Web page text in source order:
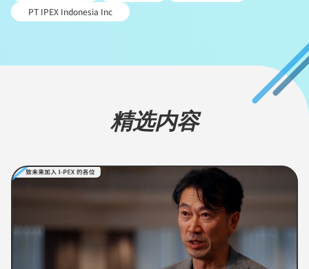
PT IPEX Indonesia Inc
精选内容